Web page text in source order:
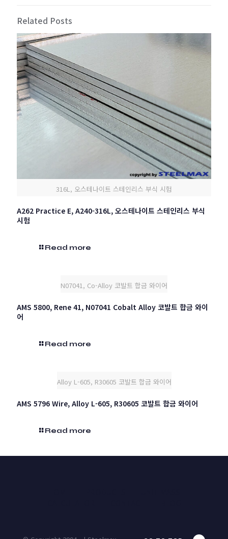
Related Posts
316L, 오스테나이트 스테인리스 부식 시험
A262 Practice E, A240-316L, 오스테나이트 스테인리스 부식
시험
Read more
N07041, Co-Alloy 코발트 합금 와이어
AMS 5800, Rene 41, N07041 Cobalt Alloy 코발트 합금 와이
어
Read more
Alloy L-605, R30605 코발트 합금 와이어
AMS 5796 Wire, Alloy L-605, R30605 코발트 합금 와이어
Read more